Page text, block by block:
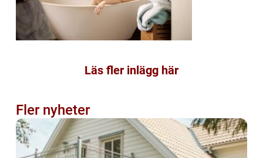
Läs fler inlägg här
Fler nyheter